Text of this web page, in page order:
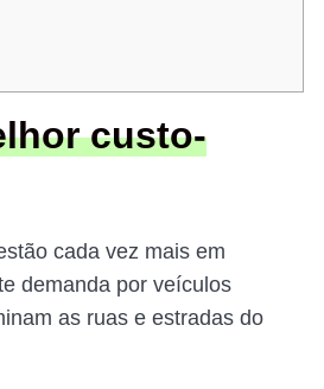
custo-
cada vez mais em
demanda por veículos
as ruas e estradas do